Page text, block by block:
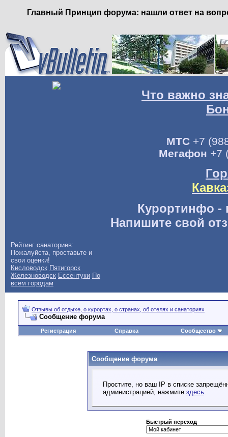
Главный Принцип форума: нашли ответ на
Что важно
МТС+7
Мегафон +7
Курортинфо -
Напишите свой
Рейтинг санаториев:
Пожалуйста, проставьте и
свои оценки!
Кисловодск Пятигорск
Железноводск Ессентуки По
всем городам
Отзывы об отдыхе, о курортах, о странах, об отелях и санаториях
Сообщение форума
Регистрация Справка Сообщество
Сообщение форума
Простите, но ваш IP в списке
администрацией, нажмите здесь.
Быстрый переход